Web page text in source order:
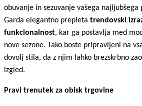
obuvanje in sezuvanje vašega najljubšega
Garda elegantno prepleta trendovski
funkcionalnost, kar ga postavlja med
nove sezone. Tako boste pripravljeni na
dovolj stila, da z njim lahko brezskrbno
izgled.
Pravi trenutek za obisk trgovine